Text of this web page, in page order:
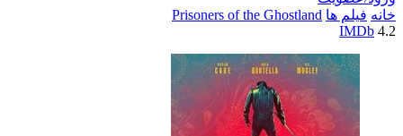
Prisoners of the Ghostland